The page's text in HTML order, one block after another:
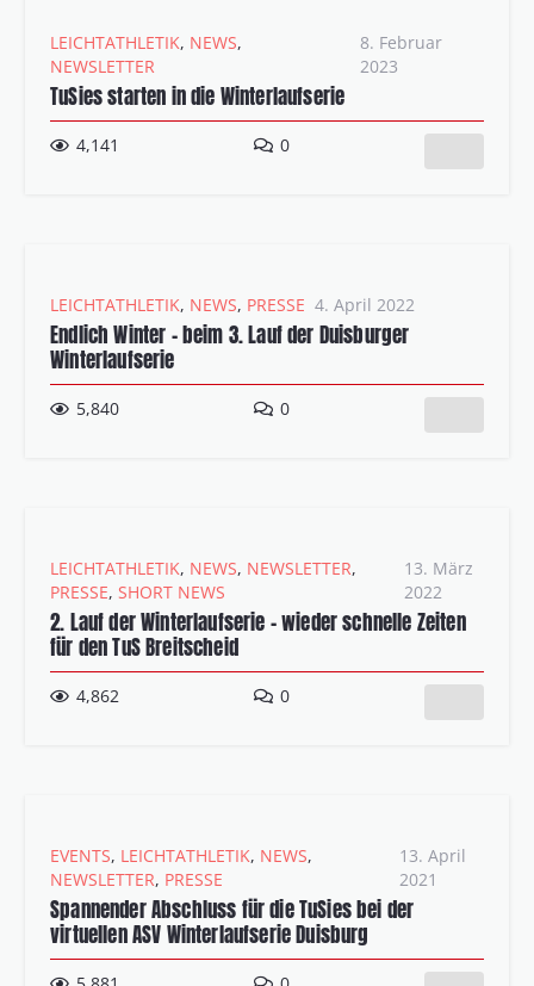
LEICHTATHLETIK, NEWS,
NEWSLETTER
8. Februar
2023
TuSies starten in die Winterlaufserie
4,141 0
LEICHTATHLETIK, NEWS, PRESSE 4. April 2022
Endlich Winter – beim 3. Lauf der Duisburger
Winterlaufserie
5,840 0
LEICHTATHLETIK, NEWS, NEWSLETTER,
PRESSE, SHORT NEWS
13. März
2022
2. Lauf der Winterlaufserie – wieder schnelle Zeiten
für den TuS Breitscheid
4,862 0
EVENTS, LEICHTATHLETIK, NEWS,
NEWSLETTER, PRESSE
13. April
2021
Spannender Abschluss für die TuSies bei der
virtuellen ASV Winterlaufserie Duisburg